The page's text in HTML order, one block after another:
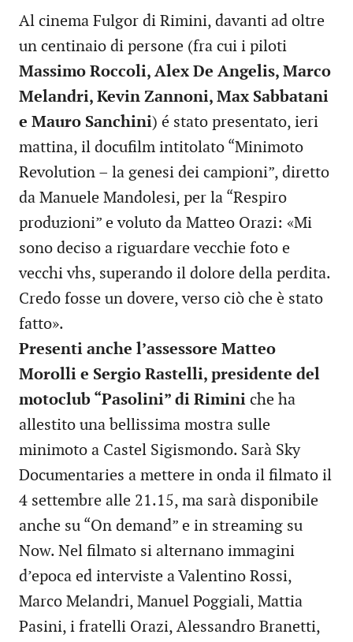
Al cinema Fulgor di Rimini, davanti ad oltre
un centinaio di persone (fra cui i piloti
Massimo Roccoli, Alex De Angelis, Marco
Melandri, Kevin Zannoni, Max Sabbatani
e Mauro Sanchini) é stato presentato, ieri
mattina, il docufilm intitolato “Minimoto
Revolution – la genesi dei campioni”, diretto
da Manuele Mandolesi, per la “Respiro
produzioni” e voluto da Matteo Orazi: «Mi
sono deciso a riguardare vecchie foto e
vecchi vhs, superando il dolore della perdita.
Credo fosse un dovere, verso ciò che è stato
fatto».
Presenti anche l’assessore Matteo
Morolli e Sergio Rastelli, presidente del
motoclub “Pasolini” di Rimini che ha
allestito una bellissima mostra sulle
minimoto a Castel Sigismondo. Sarà Sky
Documentaries a mettere in onda il filmato il
4 settembre alle 21.15, ma sarà disponibile
anche su “On demand” e in streaming su
Now. Nel filmato si alternano immagini
d’epoca ed interviste a Valentino Rossi,
Marco Melandri, Manuel Poggiali, Mattia
Pasini, i fratelli Orazi, Alessandro Branetti,